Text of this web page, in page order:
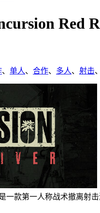
Red
、 单人、 合作、 多人、 射击、
是一款第一人称战术撤离